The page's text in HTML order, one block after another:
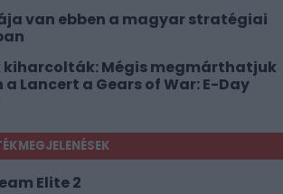
van ebben a magyar stratégiai
kiharcolták: Mégis megmárthatjuk
Lancert a Gears of War: E-Day
Elite 2